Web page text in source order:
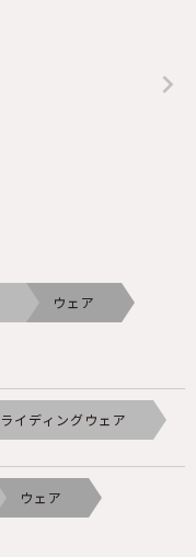
ウェア
ライディングウェア
ウェア